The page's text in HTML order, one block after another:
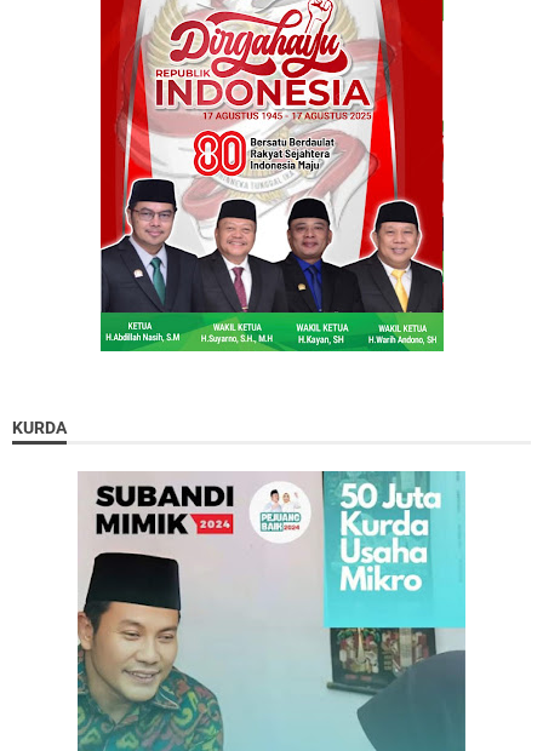
KURDA